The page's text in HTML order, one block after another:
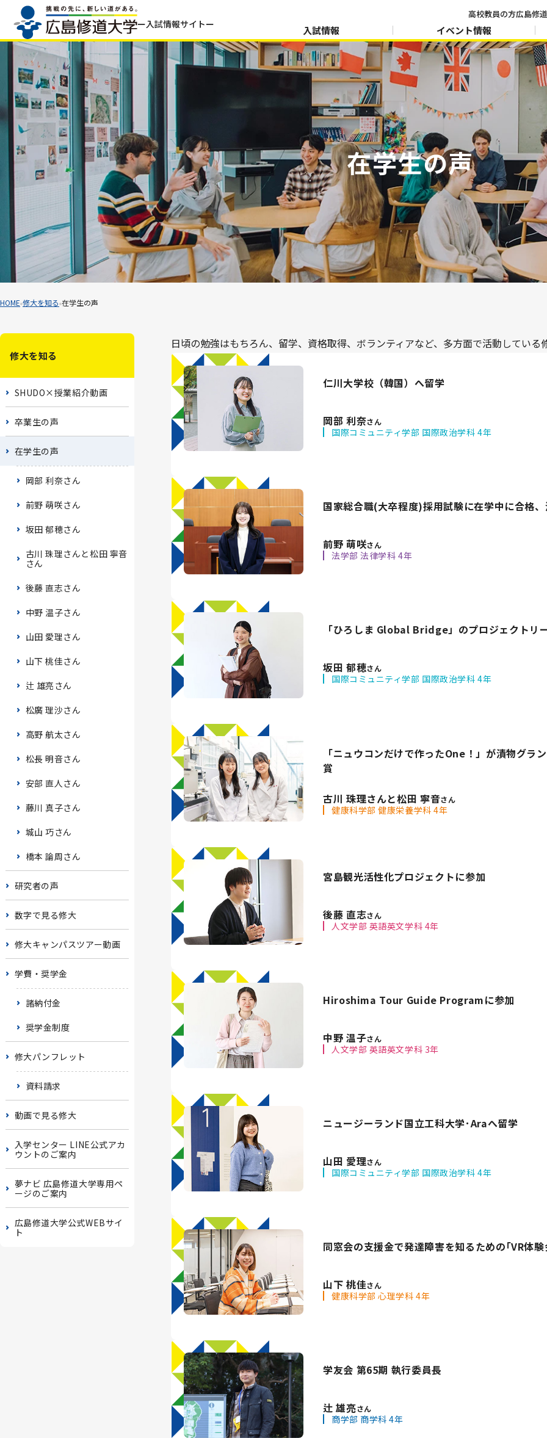
ー入試情報サイトー
高校教員の方広島修
入試情報 イベント情報
在学生の声
HOME 修大を知る 在学生の声
日頃の勉強はもちろん、留学、資格取得、ボランティアなど、多方面で活動している
仁川大学校（韓国）へ留学
岡部 利奈さん
国際コミュニティ学部 国際政治学科 4年
国家総合職(大卒程度)採用試験に在学中に合格
前野 萌咲さん
法学部 法律学科 4年
「ひろしま Global Bridge」のプロジェクトリ
坂田 郁穂さん
国際コミュニティ学部 国際政治学科 4年
「ニュウコンだけで作ったOne！」が漬物グラ
賞
古川 珠理さんと松田 寧音さん
健康科学部 健康栄養学科 4年
宮島観光活性化プロジェクトに参加
後藤 直志さん
人文学部 英語英文学科 4年
Hiroshima Tour Guide Programに参加
中野 温子さん
人文学部 英語英文学科 3年
ニュージーランド国立工科大学･Araへ留学
山田 愛理さん
国際コミュニティ学部 国際政治学科 4年
同窓会の支援金で発達障害を知るための｢VR体
山下 桃佳さん
健康科学部 心理学科 4年
学友会 第65期 執行委員長
辻 雄亮さん
商学部 商学科 4年
修大を知る
SHUDO×授業紹介動画
卒業生の声
在学生の声
岡部 利奈さん
前野 萌咲さん
坂田 郁穂さん
古川 珠理さんと松田 寧音
さん
後藤 直志さん
中野 温子さん
山田 愛理さん
山下 桃佳さん
辻 雄亮さん
松廣 理沙さん
高野 航太さん
松長 明音さん
安部 直人さん
藤川 真子さん
城山 巧さん
橋本 論周さん
研究者の声
数字で見る修大
修大キャンパスツアー動画
学費・奨学金
諸納付金
奨学金制度
修大パンフレット
資料請求
動画で見る修大
入学センター LINE公式アカ
ウントのご案内
夢ナビ 広島修道大学専用ペ
ージのご案内
広島修道大学公式WEBサイ
ト